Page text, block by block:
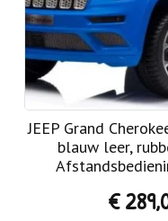
JEEP Grand
blauw leer,
€